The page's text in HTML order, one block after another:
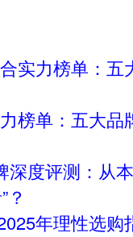
实力榜单：五
榜单：五大品
深度评测：从
年理性选购